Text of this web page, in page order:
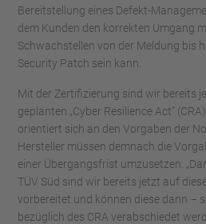
Bereitstellung eines Defekt-
dem Kunden den korrekten Umgang
Schwachstellen von der Meldung bis
Security Patch sein kann.
Mit der Zertifizierung sind wir bereits
geplanten „Cyber Resilience Act“
orientiert sich an den Vorgaben der
Hersteller müssen demnach die
einer Übergangsfrist umzusetzen.
TÜV Süd sind wir bereits jetzt auf
vorbereitet und können diese dann –
bezüglich des CRA verabschiedet